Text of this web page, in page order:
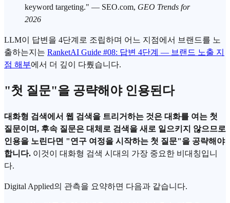
keyword targeting." — SEO.com, GEO Trends for
2026
LLM이 답변을 4단계로 조립하며 어느 지점에서 브랜드를 노
출하는지는 RanketAI Guide #08: 답변 4단계 — 브랜드 노출 지
점 해부에서 더 깊이 다뤘습니다.
"첫 질문"을 공략해야 인용된다
대화형 검색에서 웹 검색을 트리거하는 것은 대화를 여는 첫
질문이며, 후속 질문은 대체로 검색을 새로 일으키지 않으므로
인용을 노린다면 "연구 여정을 시작하는 첫 질문"을 공략해야
합니다. 이것이 대화형 검색 시대의 가장 중요한 비대칭입니
다.
Digital Applied의 관측을 요약하면 다음과 같습니다.